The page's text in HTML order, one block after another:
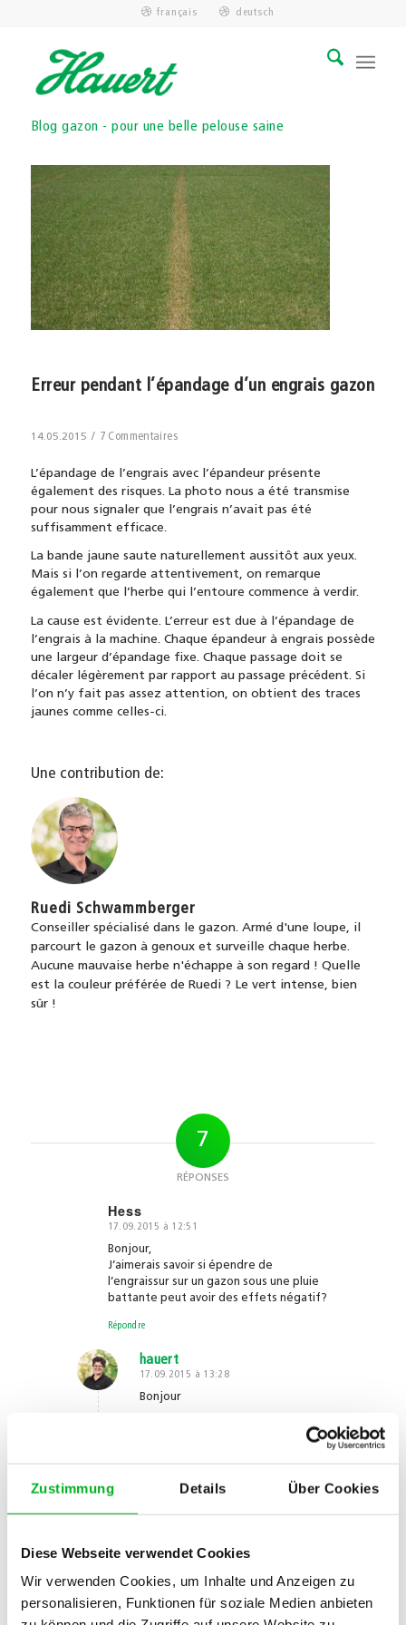
Zustimmung Details Über Cookies
Diese Webseite verwendet Cookies
Wir verwenden Cookies, um Inhalte und Anzeigen zu
personalisieren, Funktionen für soziale Medien anbieten
français deutsch
Blog gazon - pour une belle pelouse saine
Erreur pendant l’épandage d’un engrais gazon
14.05.2015 / 7 Commentaires
L’épandage de l’engrais avec l’épandeur présente
également des risques. La photo nous a été transmise
pour nous signaler que l’engrais n’avait pas été
suffisamment efficace.
La bande jaune saute naturellement aussitôt aux yeux.
Mais si l’on regarde attentivement, on remarque
également que l’herbe qui l’entoure commence à verdir.
La cause est évidente. L’erreur est due à l’épandage de
l’engrais à la machine. Chaque épandeur à engrais possède
une largeur d’épandage fixe. Chaque passage doit se
décaler légèrement par rapport au passage précédent. Si
l’on n’y fait pas assez attention, on obtient des traces
jaunes comme celles-ci.
Une contribution de:
Ruedi Schwammberger
Conseiller spécialisé dans le gazon. Armé d'une loupe, il
parcourt le gazon à genoux et surveille chaque herbe.
Aucune mauvaise herbe n'échappe à son regard ! Quelle
est la couleur préférée de Ruedi ? Le vert intense, bien
sûr !
7
RÉPONSES
Hess
dit
17.09.2015 à 12:51
Bonjour,
J’aimerais savoir si épendre de
l’engraissur sur un gazon sous une pluie
battante peut avoir des effets négatif?
Répondre
hauert
dit
17.09.2015 à 13:28
Bonjour
La pluie n’a pas d’effet négatif sur
l’engrais. La pluie améliore l’effet
Votre équipe Maag
novice
11.11.2015 à 11:26